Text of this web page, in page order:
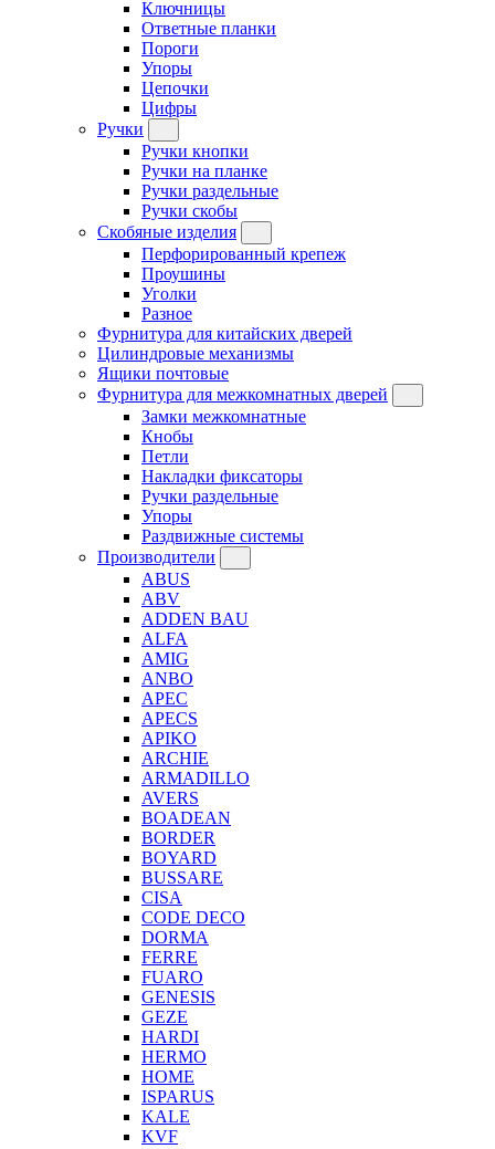
Ключницы
Ответные планки
Пороги
Упоры
Цепочки
Цифры
Ручки
Ручки кнопки
Ручки на планке
Ручки раздельные
Ручки скобы
Скобяные изделия
Перфорированный крепеж
Проушины
Уголки
Разное
Фурнитура для китайских дверей
Цилиндровые механизмы
Ящики почтовые
Фурнитура для межкомнатных дверей
Замки межкомнатные
Кнобы
Петли
Накладки фиксаторы
Ручки раздельные
Упоры
Раздвижные системы
Производители
ABUS
ABV
ADDEN BAU
ALFA
AMIG
ANBO
APEC
APECS
APIKO
ARCHIE
ARMADILLO
AVERS
BOADEAN
BORDER
BOYARD
BUSSARE
CISA
CODE DECO
DORMA
FERRE
FUARO
GENESIS
GEZE
HARDI
HERMO
HOMЕ
ISPARUS
KALE
KVF